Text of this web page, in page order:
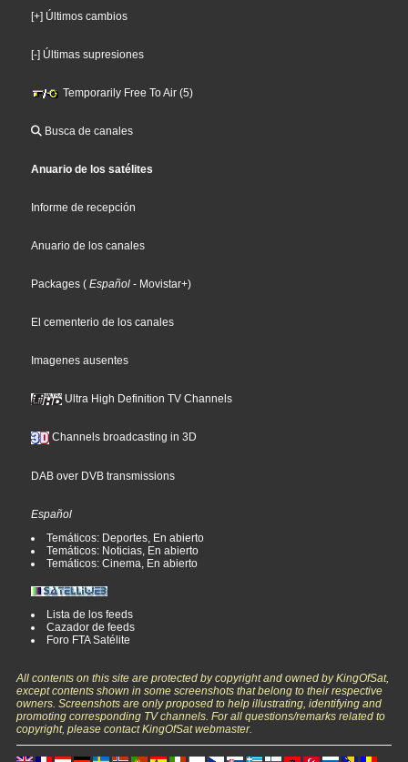
[+] Últimos cambios
[-] Últimas supresiones
Temporarily Free To Air (5)
Busca de canales
Anuario de los satélites
Informe de recepción
Anuario de los canales
Packages ( Español - Movistar+)
El cementerio de los canales
Imagenes ausentes
Ultra High Definition TV Channels
Channels broadcasting in 3D
DAB over DVB transmissions
Español
Temáticos: Deportes, En abierto
Temáticos: Noticias, En abierto
Temáticos: Cinema, En abierto
Lista de los feeds
Cazador de feeds
Foro FTA Satélite
All contents on this site are protected by copyright and owned by KingOfSat,
except contents shown in some screenshots that belong to their respective
owners. Screenshots are only proposed to help illustrating, identifying and
promoting corresponding TV channels. For all questions/remarks related to
copyright, please contact KingOfSat webmaster.